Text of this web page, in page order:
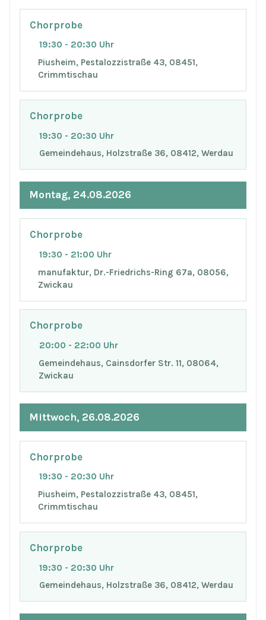
Chorprobe
19:30 - 20:30 Uhr
Piusheim, Pestalozzistraße 43, 08451,
Crimmtischau
Chorprobe
19:30 - 20:30 Uhr
Gemeindehaus, Holzstraße 36, 08412, Werdau
Montag, 24.08.2026
Chorprobe
19:30 - 21:00 Uhr
manufaktur, Dr.-Friedrichs-Ring 67a, 08056,
Zwickau
Chorprobe
20:00 - 22:00 Uhr
Gemeindehaus, Cainsdorfer Str. 11, 08064,
Zwickau
Mittwoch, 26.08.2026
Chorprobe
19:30 - 20:30 Uhr
Piusheim, Pestalozzistraße 43, 08451,
Crimmtischau
Chorprobe
19:30 - 20:30 Uhr
Gemeindehaus, Holzstraße 36, 08412, Werdau